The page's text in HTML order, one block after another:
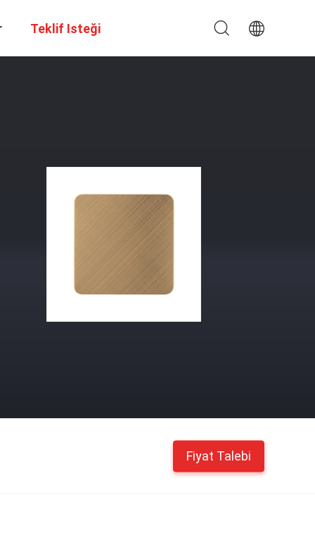
Teklif Isteği
Fiyat Talebi